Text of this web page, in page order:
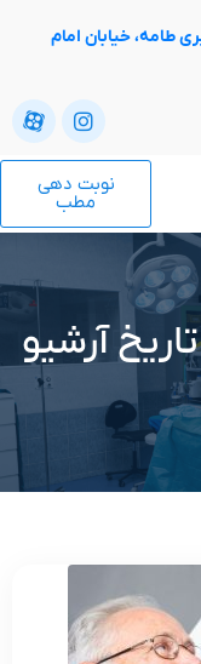
طامه، خیابان امام
نوبت دهی
مطب
تاریخ آرشیو